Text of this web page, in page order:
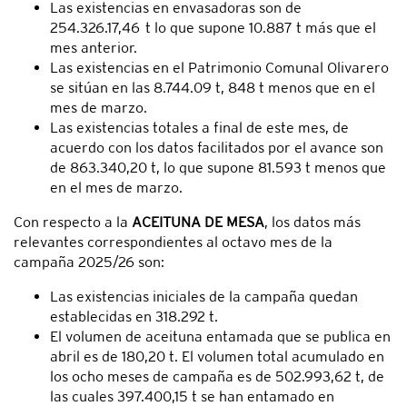
Las existencias en envasadoras son de
254.326.17,46 t lo que supone 10.887 t más que el
mes anterior.
Las existencias en el Patrimonio Comunal Olivarero
se sitúan en las 8.744.09 t, 848 t menos que en el
mes de marzo.
Las existencias totales a final de este mes, de
acuerdo con los datos facilitados por el avance son
de 863.340,20 t, lo que supone 81.593 t menos que
en el mes de marzo.
Con respecto a la ACEITUNA DE MESA, los datos más
relevantes correspondientes al octavo mes de la
campaña 2025/26 son:
Las existencias iniciales de la campaña quedan
establecidas en 318.292 t.
El volumen de aceituna entamada que se publica en
abril es de 180,20 t. El volumen total acumulado en
los ocho meses de campaña es de 502.993,62 t, de
las cuales 397.400,15 t se han entamado en